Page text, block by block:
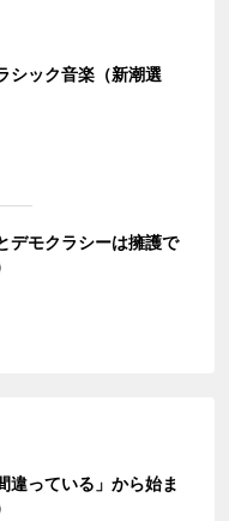
シック音楽（新潮選
デモクラシーは擁護で
っている」から始ま